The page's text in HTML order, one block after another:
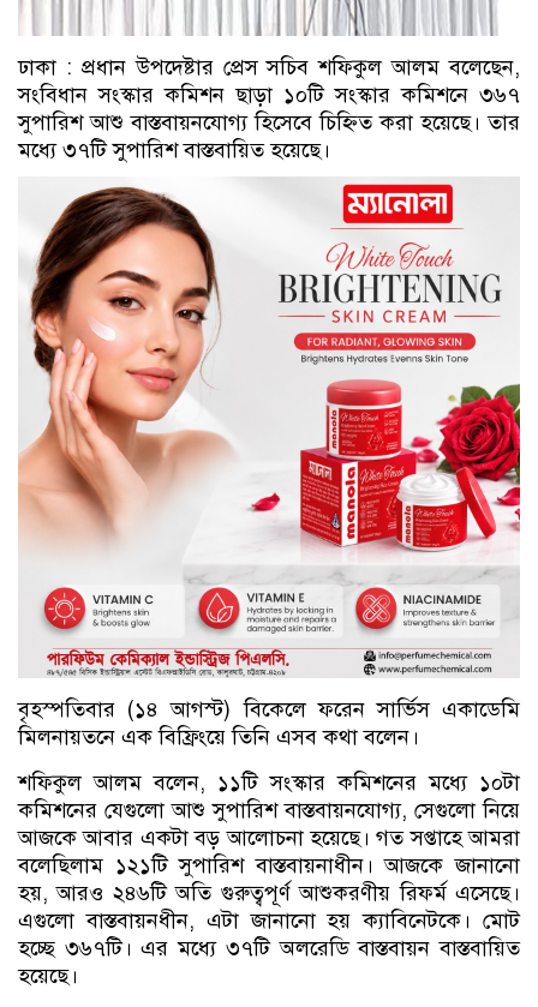
ঢাকা : প্রধান উপদেষ্টার প্রেস সচিব শফিকুল আলম বলেছেন,
সংবিধান সংস্কার কমিশন ছাড়া ১০টি সংস্কার কমিশনে ৩৬৭
সুপারিশ আশু বাস্তবায়নযোগ্য হিসেবে চিহ্নিত করা হয়েছে। তার
মধ্যে ৩৭টি সুপারিশ বাস্তবায়িত হয়েছে।
বৃহস্পতিবার (১৪ আগস্ট) বিকেলে ফরেন সার্ভিস একাডেমি
মিলনায়তনে এক বিফ্রিংয়ে তিনি এসব কথা বলেন।
শফিকুল আলম বলেন, ১১টি সংস্কার কমিশনের মধ্যে ১০টা
কমিশনের যেগুলো আশু সুপারিশ বাস্তবায়নযোগ্য, সেগুলো নিয়ে
আজকে আবার একটা বড় আলোচনা হয়েছে। গত সপ্তাহে আমরা
বলেছিলাম ১২১টি সুপারিশ বাস্তবায়নাধীন। আজকে জানানো
হয়, আরও ২৪৬টি অতি গুরুত্বপূর্ণ আশুকরণীয় রিফর্ম এসেছে।
এগুলো বাস্তবায়নধীন, এটা জানানো হয় ক্যাবিনেটকে। মোট
হচ্ছে ৩৬৭টি। এর মধ্যে ৩৭টি অলরেডি বাস্তবায়ন বাস্তবায়িত
হয়েছে।